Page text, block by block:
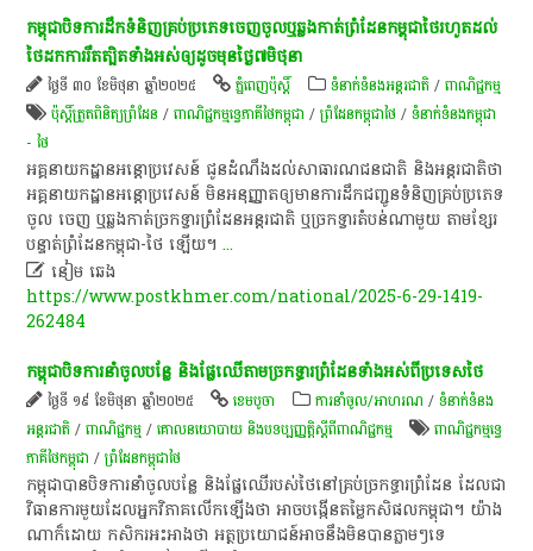
កម្ពុជា​បិទ​ការ​ដឹក​ទំនិញ​គ្រប់​ប្រភេទ​​ចេញ​ចូល​ឬ​ឆ្លង​កាត់​ព្រំដែន​កម្ពុជា​ថៃរហូត​ដល់​
ថៃ​ដក​ការ​រឹត​ត្បិត​ទាំង​អស់​ឲ្យ​ដូច​មុន​ថ្ងៃ​៧មិថុនា
ថ្ងៃទី ៣០ ខែមិថុនា ឆ្នាំ២០២៥ ភ្នំពេញប៉ុស្តិ៍ ទំនាក់ទំនងអន្តរជាតិ /ពាណិជ្ជកម្ម
ប៉ុស្តិ៍ត្រួតពិនិត្យព្រំដែន /ពាណិជ្ជកម្ម​ទ្វេ​ភាគី​ថៃកម្ពុជា /ព្រំដែនកម្ពុជាថៃ /ទំនាក់ទំនងកម្ពុជា
- ថៃ
អគ្គនាយកដ្ឋានអន្តោប្រវេសន៍ ជូនដំណឹងដល់សាធារណជនជាតិ និងអន្តរជាតិថា
អគ្គនាយកដ្ឋានអន្តោប្រវេសន៍ មិនអនុញ្ញាតឲ្យមានការដឹកជញ្ជូនទំនិញគ្រប់ប្រភេទ
ចូល ចេញ ឬឆ្លងកាត់ច្រកទ្វារព្រំដែនអន្តរជាតិ ឬច្រកទ្វារតំបន់ណាមួយ តាមខ្សែរ
បន្ទាត់ព្រំដែនកម្ពុជា-ថៃ ឡើយ។...
 នៀម ឆេង
https://www.postkhmer.com/national/2025-6-29-1419-
262484
កម្ពុជា​បិទការ​នាំ​ចូល​បន្លែ និងផ្លែឈើតាម​ច្រកទ្ធារ​ព្រំដែនទាំងអស់​ពីប្រទេស​ថៃ
ថ្ងៃទី ១៩ ខែមិថុនា ឆ្នាំ២០២៥ ខេ​ម​បូ​ចា ការនាំចូល/អាហរណ /ទំនាក់ទំនង
អន្តរជាតិ /ពាណិជ្ជកម្ម /គោលនយោបាយ និងបទប្បញ្ញត្តិស្តីពីពាណិជ្ជកម្ម
ពាណិជ្ជកម្ម​ទ្វេ​
ភាគី​ថៃកម្ពុជា /ព្រំដែនកម្ពុជាថៃ
កម្ពុជា​បាន​បិទ​ការ​នាំ​ចូល​បន្លែ និង​ផ្លែឈើ​របស់​ថៃ​នៅ​គ្រប់​ច្រកទ្ធារ​ព្រំដែន ដែល​ជា​
វិធានការ​មួយ​ដែល​អ្នក​វិភាគ​លើកឡើង​ថា ​អាច​បង្កើន​តម្លៃ​កសិផល​កម្ពុជា។ យ៉ាង​
ណា​ក៏​ដោយ កសិករ​អះអាង​ថា ​អត្ថប្រយោជន៍​អាច​នឹង​មិន​បាន​ភ្លាមៗ​ទេ